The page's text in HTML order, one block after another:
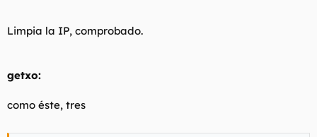
Limpia la IP, comprobado.
getxo:
como éste, tres